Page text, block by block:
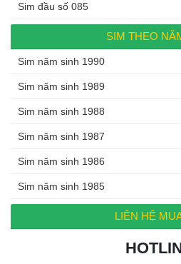
Sim đầu số 085
SIM THEO
Sim năm sinh 1990
Sim năm sinh 1989
Sim năm sinh 1988
Sim năm sinh 1987
Sim năm sinh 1986
Sim năm sinh 1985
LIÊN HỆ